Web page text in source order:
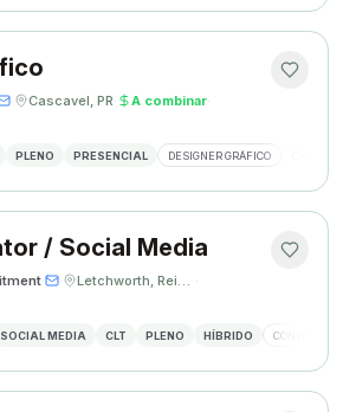
· Cascavel, PR· A combinar·
PLENO PRESENCIAL DESIGNER GRÁFICO
/ Social Media
· · Letchworth, Reino Unido ·
SOCIAL MEDIA CLT PLENO HÍBRIDO CONTENT